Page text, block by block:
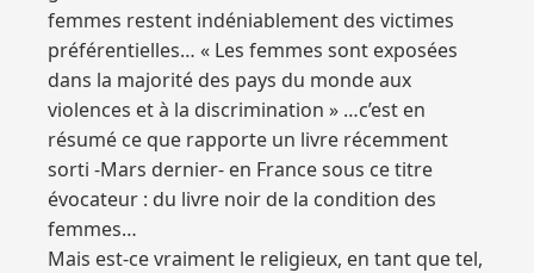
femmes restent indéniablement des victimes
préférentielles… « Les femmes sont exposées
dans la majorité des pays du monde aux
violences et à la discrimination » …c’est en
résumé ce que rapporte un livre récemment
sorti -Mars dernier- en France sous ce titre
évocateur : du livre noir de la condition des
femmes…
Mais est-ce vraiment le religieux, en tant que tel,